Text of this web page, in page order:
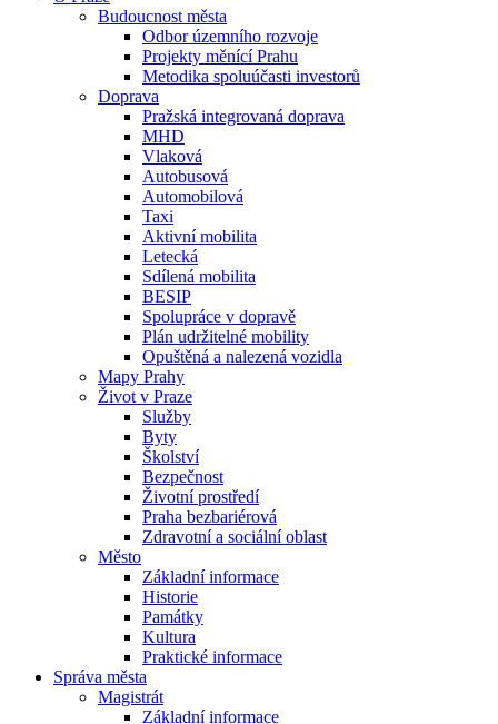
Budoucnost města
Odbor územního rozvoje
Projekty měnící Prahu
Metodika spoluúčasti investorů
Doprava
Pražská integrovaná doprava
MHD
Vlaková
Autobusová
Automobilová
Taxi
Aktivní mobilita
Letecká
Sdílená mobilita
BESIP
Spolupráce v dopravě
Plán udržitelné mobility
Opuštěná a nalezená vozidla
Mapy Prahy
Život v Praze
Služby
Byty
Školství
Bezpečnost
Životní prostředí
Praha bezbariérová
Zdravotní a sociální oblast
Město
Základní informace
Historie
Památky
Kultura
Praktické informace
Správa města
Magistrát
Základní informace